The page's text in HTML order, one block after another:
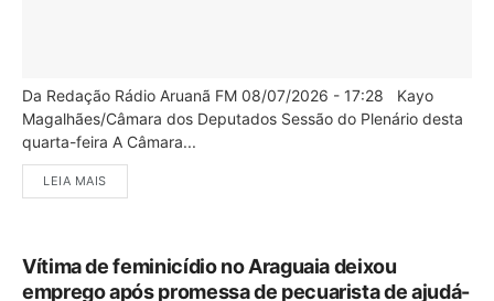
Da Redação Rádio Aruanã FM 08/07/2026 - 17:28 Kayo
Magalhães/Câmara dos Deputados Sessão do Plenário desta
quarta-feira A Câmara...
LEIA MAIS
Vítima de feminicídio no Araguaia deixou
emprego após promessa de pecuarista de ajudá-